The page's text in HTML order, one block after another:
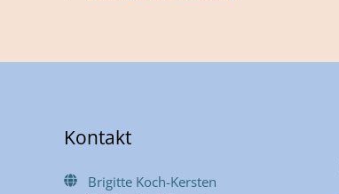
Kontakt
Brigitte Koch-Kersten